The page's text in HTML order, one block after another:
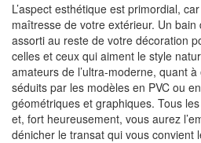
L’aspect esthétique est primordial,
maîtresse de votre extérieur. Un bain
assorti au reste de votre décoration
celles et ceux qui aiment le style
amateurs de l’ultra-moderne, quant
séduits par les modèles en PVC ou
géométriques et graphiques. Tous
et, fort heureusement, vous aurez
dénicher le transat qui vous convient